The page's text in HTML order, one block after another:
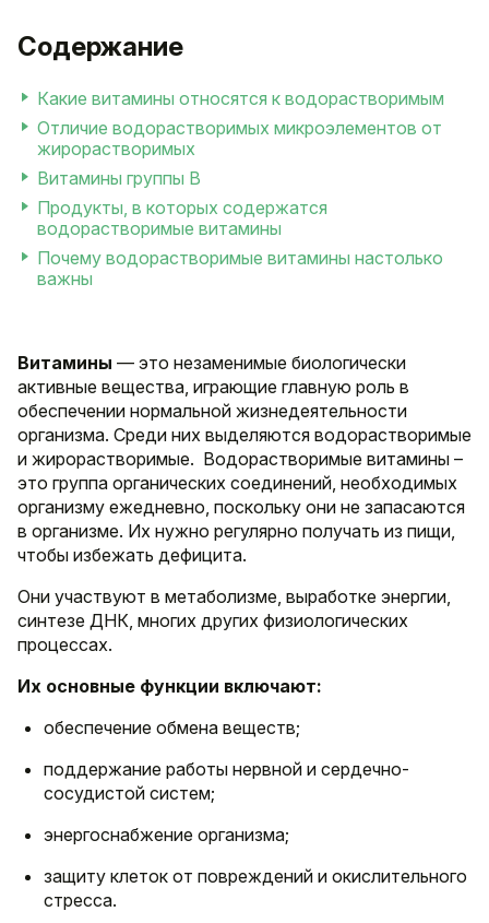
Содержание
Какие витамины относятся к водорастворимым
Отличие водорастворимых микроэлементов от
жирорастворимых
Витамины группы B
Продукты, в которых содержатся
водорастворимые витамины
Почему водорастворимые витамины настолько
важны
Витамины — это незаменимые биологически
активные вещества, играющие главную роль в
обеспечении нормальной жизнедеятельности
организма. Среди них выделяются водорастворимые
и жирорастворимые. Водорастворимые витамины –
это группа органических соединений, необходимых
организму ежедневно, поскольку они не запасаются
в организме. Их нужно регулярно получать из пищи,
чтобы избежать дефицита.
Они участвуют в метаболизме, выработке энергии,
синтезе ДНК, многих других физиологических
процессах.
Их основные функции включают:
обеспечение обмена веществ;
поддержание работы нервной и сердечно-
сосудистой систем;
энергоснабжение организма;
защиту клеток от повреждений и окислительного
стресса.